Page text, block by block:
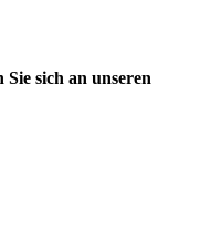
Sie sich an unseren